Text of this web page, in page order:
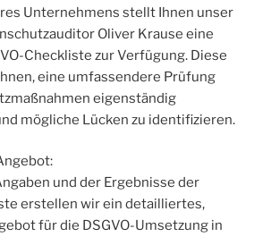
Unternehmens stellt Ihnen unser
Oliver Krause eine
Checkliste zur Verfügung. Diese
eine umfassendere Prüfung
eigenständig
mögliche Lücken zu identifizieren.
und der Ergebnisse der
erstellen wir ein detailliertes,
für die DSGVO-Umsetzung in